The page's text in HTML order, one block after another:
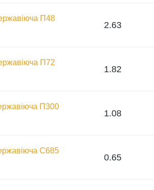
П48
2.63
П72
1.82
П300
1.08
С685
0.65